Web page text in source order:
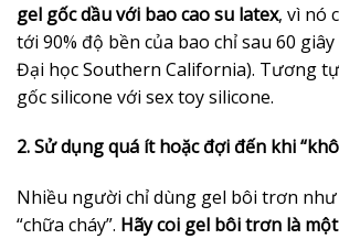
gel gốc dầu với bao cao su latex, vì nó
tới 90% độ bền của bao chỉ sau 60
Đại học Southern California). Tương
gốc silicone với sex toy silicone.
2. Sử dụng quá ít hoặc đợi đến khi
Nhiều người chỉ dùng gel bôi trơn
“chữa cháy”. Hãy coi gel bôi trơn là